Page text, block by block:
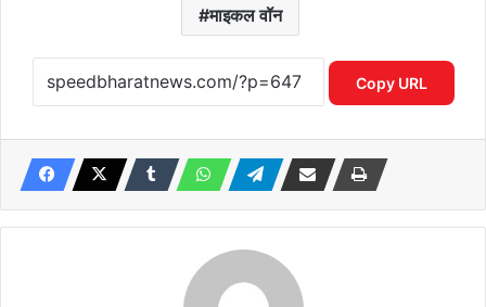
माइकल वॉन
Copy URL